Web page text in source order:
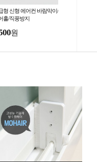
형 신형 에어컨 바람막이/
홀/직풍방지
원